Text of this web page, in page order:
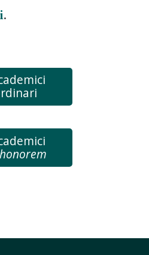
.